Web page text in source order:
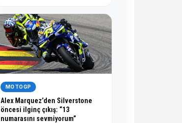
MOTOGP
Alex Marquez’den Silverstone
öncesi ilginç çıkış: “13
numarasını sevmiyorum”